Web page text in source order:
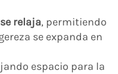
relaja, permitiendo
se expanda en
espacio para la